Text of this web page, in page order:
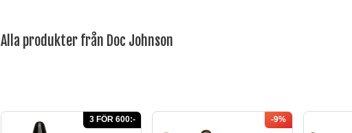
Alla produkter från Doc Johnson
3 FÖR 600:- -9%